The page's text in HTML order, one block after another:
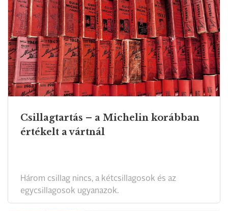
Csillagtartás – a Michelin korábban
értékelt a vártnál
Három csillag nincs, a kétcsillagosok és az
egycsillagosok ugyanazok.